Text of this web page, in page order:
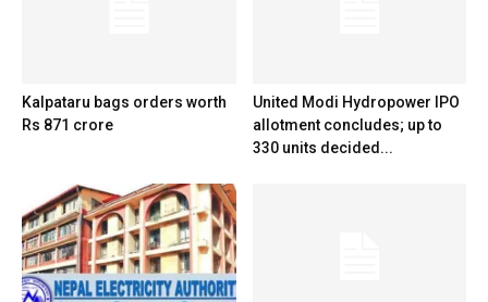
Kalpataru bags orders worth
Rs 871 crore
United Modi Hydropower IPO
allotment concludes; up to
330 units decided...